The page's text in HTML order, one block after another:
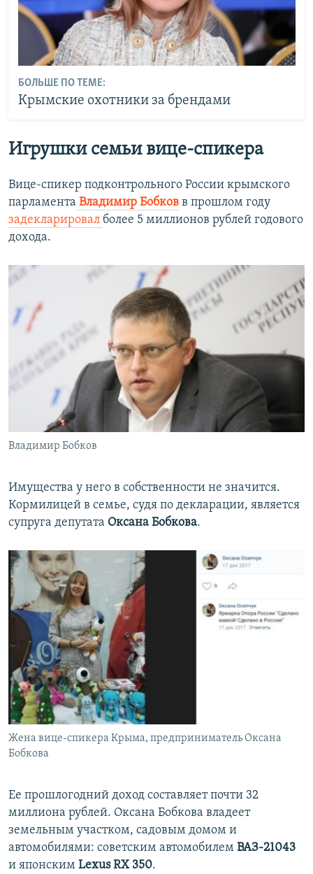
БОЛЬШЕ ПО ТЕМЕ:
Крымские охотники за брендами
Игрушки семьи вице-спикера
Вице-спикер подконтрольного России крымского
парламента Владимир Бобков в прошлом году
задекларировал более 5 миллионов рублей годового
дохода.
Владимир Бобков
Имущества у него в собственности не значится.
Кормилицей в семье, судя по декларации, является
супруга депутата Оксана Бобкова.
Жена вице-спикера Крыма, предприниматель Оксана
Бобкова
Ее прошлогодний доход составляет почти 32
миллиона рублей. Оксана Бобкова владеет
земельным участком, садовым домом и
автомобилями: советским автомобилем ВАЗ-21043
и японским Lexus RX 350.